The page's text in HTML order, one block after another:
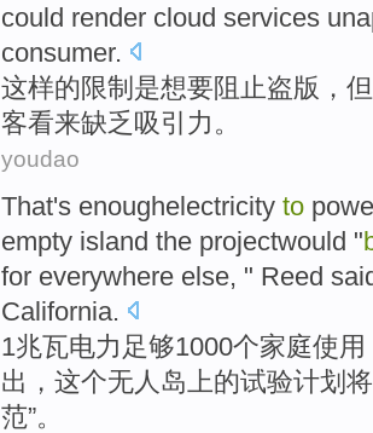
could render cloud services
consumer.
这样的 限制 是想要阻止盗版 ， 但
客看来缺乏 吸引力 。
youdao
That's enoughelectricity to
empty island the projectwould "
for everywhere else, " Reed
California.
1兆瓦电力 足够1000个家庭使用
出， 这个无人 岛上的试验计划将
范”。